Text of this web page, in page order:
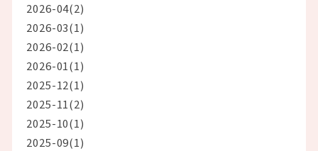
2026-04(2)
2026-03(1)
2026-02(1)
2026-01(1)
2025-12(1)
2025-11(2)
2025-10(1)
2025-09(1)